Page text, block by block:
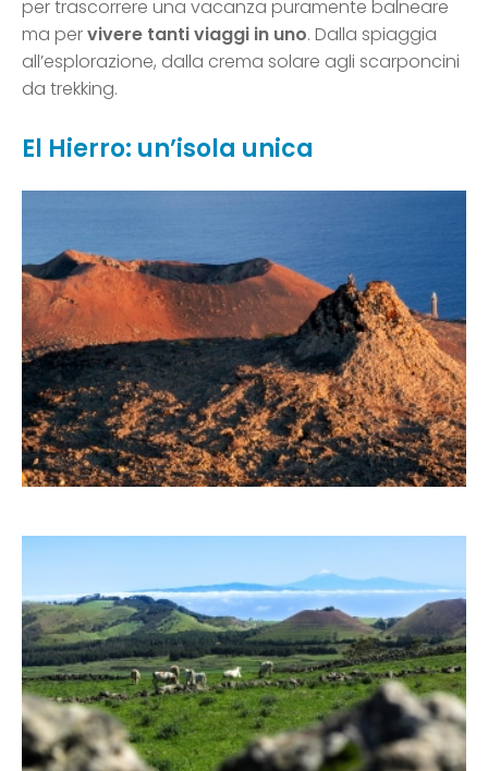
per trascorrere una vacanza puramente balneare
ma pervivere tanti viaggi in uno. Dalla spiaggia
all’esplorazione, dalla crema solare agli scarponcini
da trekking.
El Hierro: un’isola unica